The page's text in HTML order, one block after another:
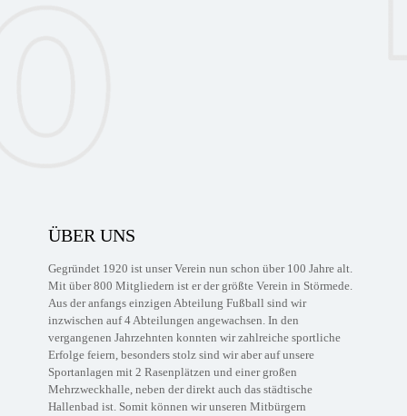
ÜBER UNS
Gegründet 1920 ist unser Verein nun schon über 100 Jahre alt.
Mit über 800 Mitgliedern ist er der größte Verein in Störmede.
Aus der anfangs einzigen Abteilung Fußball sind wir
inzwischen auf 4 Abteilungen angewachsen. In den
vergangenen Jahrzehnten konnten wir zahlreiche sportliche
Erfolge feiern, besonders stolz sind wir aber auf unsere
Sportanlagen mit 2 Rasenplätzen und einer großen
Mehrzweckhalle, neben der direkt auch das städtische
Hallenbad ist. Somit können wir unseren Mitbürgern